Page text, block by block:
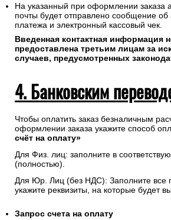
На указанный при оформлении заказа
почты будет отправлено сообщение об
платежа и электронный кассовый чек.
Введенная контактная информация
предоставлена третьим лицам за
случаев, предусмотренных
4. Банковским
Чтобы оплатить заказ безналичным
оформлении заказа укажите способ
счёт на оплату»
Для Физ. лиц: заполните в
(полностью).
Для Юр. Лиц (без НДС): Заполните все
укажите реквизиты, на которые будет
Запрос счета на оплату